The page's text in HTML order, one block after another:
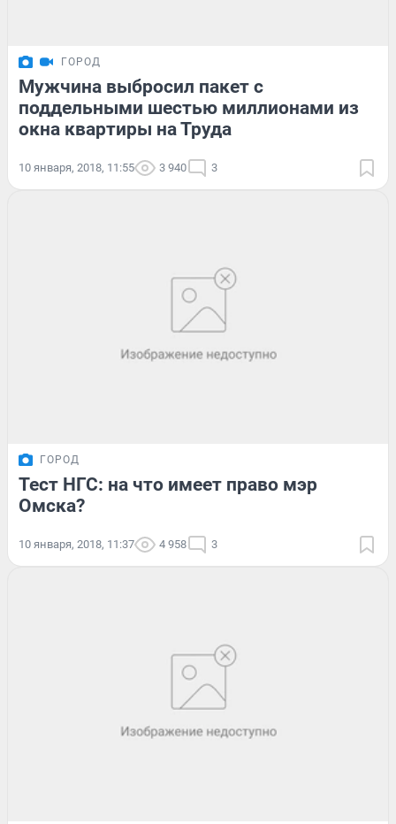
ГОРОД
Мужчина выбросил пакет с
поддельными шестью миллионами из
окна квартиры на Труда
10 января, 2018, 11:55 3 940 3
ГОРОД
Тест НГС: на что имеет право мэр
Омска?
10 января, 2018, 11:37 4 958 3